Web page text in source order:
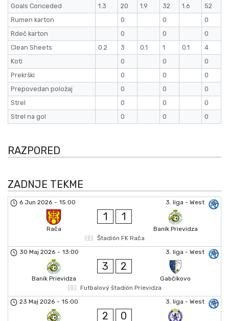
Goals Conceded
1.3 20 1.9 32 1.6
52
Rumen karton
0 0
0
Rdeč karton
0 0
0
Clean Sheets
0.2 3 0.1 1 0.1
4
Koti
0 0
0
Prekrški
0 0
0
Prepovedan položaj
0 0
0
Strel
0 0
0
Strel na gol
0 0 0
RAZPORED
ZADNJE TEKME
3. liga - West
6 Jun 2026 - 15:00
Rača
1 1
Baník Prievidza
Štadión FK Rača
3. liga - West
30 Maj 2026 - 13:00
Baník Prievidza
3 2
Gabčíkovo
Futbalový štadión Prievidza
3. liga - West
23 Maj 2026 - 15:00
2 0